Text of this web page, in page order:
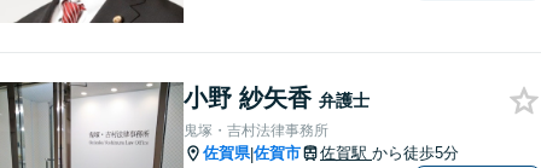
小野 紗矢香 弁護士
鬼塚・吉村法律事務所
佐賀県|佐賀市 佐賀駅 から徒歩5分